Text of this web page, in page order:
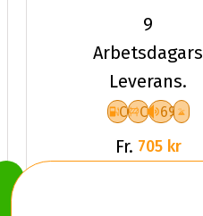
DELINTE
AW7 XL
9
Arbetsdagars
Leverans.
C C 69
Fr. 705 kr